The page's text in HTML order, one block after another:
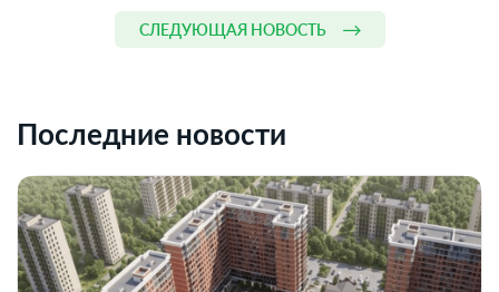
СЛЕДУЮЩАЯ НОВОСТЬ
Последние новости